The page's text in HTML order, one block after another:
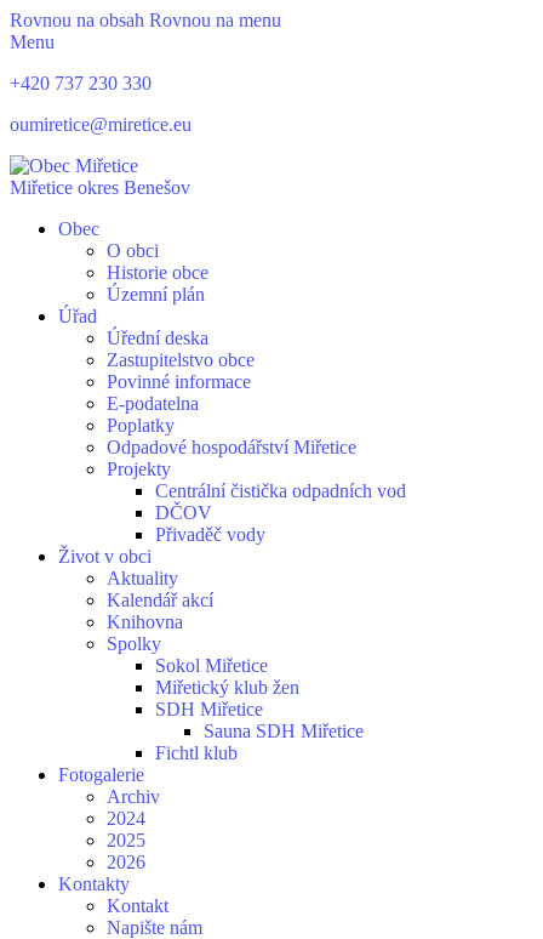
Rovnou na obsah Rovnou na menu
Menu
+420 737 230 330
oumiretice@miretice.eu
Miřetice okres Benešov
Obec
O obci
Historie obce
Územní plán
Úřad
Úřední deska
Zastupitelstvo obce
Povinné informace
E-podatelna
Poplatky
Odpadové hospodářství Miřetice
Projekty
Centrální čistička odpadních vod
DČOV
Přivaděč vody
Život v obci
Aktuality
Kalendář akcí
Knihovna
Spolky
Sokol Miřetice
Miřetický klub žen
SDH Miřetice
Sauna SDH Miřetice
Fichtl klub
Fotogalerie
Archiv
2024
2025
2026
Kontakty
Kontakt
Napište nám